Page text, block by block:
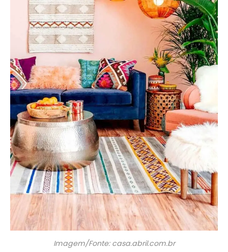
Imagem/Fonte: casa.abril.com.br